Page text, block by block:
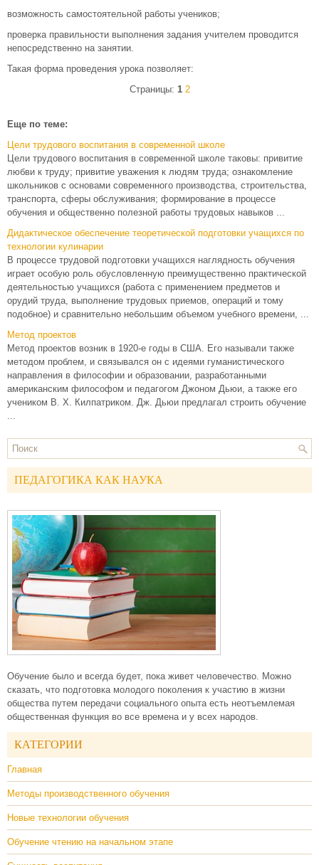
возможность самостоятельной работы учеников;
проверка правильности выполнения задания учителем проводится
непосредственно на занятии.
Такая форма проведения урока позволяет:
Страницы: 1 2
Еще по теме:
Цели трудового воспитания в современной школе
Цели трудового воспитания в современной школе таковы: привитие
любви к труду; привитие уважения к людям труда; ознакомление
школьников с основами современного производства, строительства,
транспорта, сферы обслуживания; формирование в процессе
обучения и общественно полезной работы трудовых навыков ...
Дидактическое обеспечение теоретической подготовки учащихся по
технологии кулинарии
В процессе трудовой подготовки учащихся наглядность обучения
играет особую роль обусловленную преимущественно практической
деятельностью учащихся (работа с применением предметов и
орудий труда, выполнение трудовых приемов, операций и тому
подобное) и сравнительно небольшим объемом учебного времени, ...
Метод проектов
Метод проектов возник в 1920-е годы в США. Его называли также
методом проблем, и связывался он с идеями гуманистического
направления в философии и образовании, разработанными
американским философом и педагогом Джоном Дьюи, а также его
учеником В. Х. Килпатриком. Дж. Дьюи предлагал строить обучение
...
ПЕДАГОГИКА КАК НАУКА
Обучение было и всегда будет, пока живет человечество. Можно
сказать, что подготовка молодого поколения к участию в жизни
общества путем передачи социального опыта есть неотъемлемая
общественная функция во все времена и у всех народов.
КАТЕГОРИИ
Главная
Методы производственного обучения
Новые технологии обучения
Обучение чтению на начальном этапе